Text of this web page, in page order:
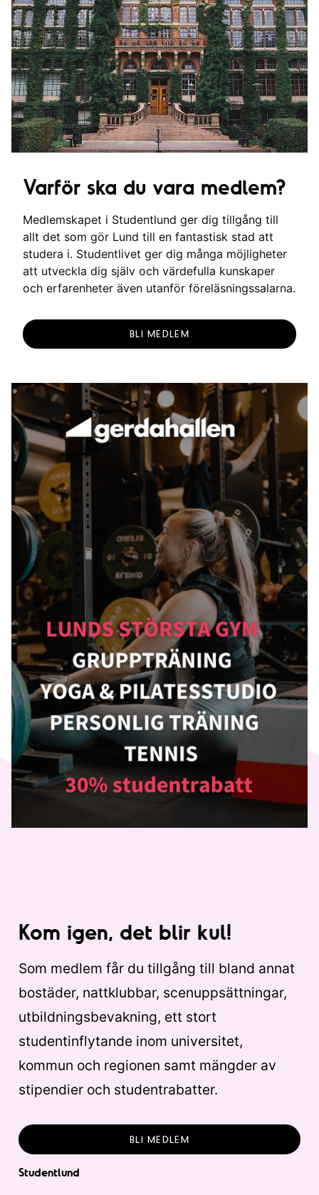
Varför ska du vara medlem?
Medlemskapet i Studentlund ger dig tillgång till
allt det som gör Lund till en fantastisk stad att
studera i. Studentlivet ger dig många möjligheter
att utveckla dig själv och värdefulla kunskaper
och erfarenheter även utanför föreläsningssalarna.
BLI MEDLEM
Kom igen, det blir kul!
Som medlem får du tillgång till bland annat
bostäder, nattklubbar, scenuppsättningar,
utbildningsbevakning, ett stort
studentinflytande inom universitet,
kommun och regionen samt mängder av
stipendier och studentrabatter.
BLI MEDLEM
Studentlund